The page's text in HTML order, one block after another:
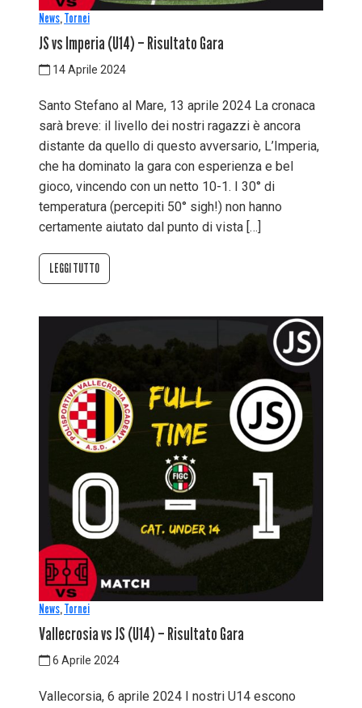
News,Tornei
JS vs Imperia (U14) – Risultato Gara
14 Aprile 2024
Santo Stefano al Mare, 13 aprile 2024 La cronaca
sarà breve: il livello dei nostri ragazzi è ancora
distante da quello di questo avversario, L’Imperia,
che ha dominato la gara con esperienza e bel
gioco, vincendo con un netto 10-1. I 30° di
temperatura (percepiti 50° sigh!) non hanno
certamente aiutato dal punto di vista […]
LEGGI TUTTO
News,Tornei
Vallecrosia vs JS (U14) – Risultato Gara
6 Aprile 2024
Vallecorsia, 6 aprile 2024 I nostri U14 escono